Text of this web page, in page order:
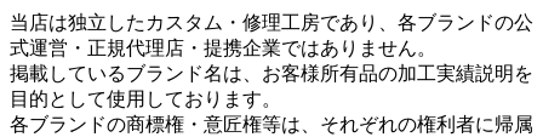
当店は独立したカスタム・修理工房であり、各ブランドの公
式運営・正規代理店・提携企業ではありません。
掲載しているブランド名は、お客様所有品の加工実績説明を
目的として使用しております。
各ブランドの商標権・意匠権等は、それぞれの権利者に帰属